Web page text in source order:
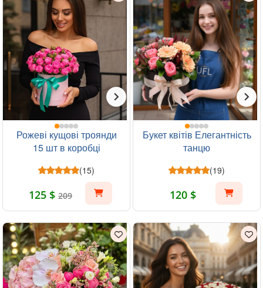
Рожеві кущові троянди
15 шт в коробці
(15)
125 $ 209
Букет квітів Елегантність
танцю
(19)
120 $